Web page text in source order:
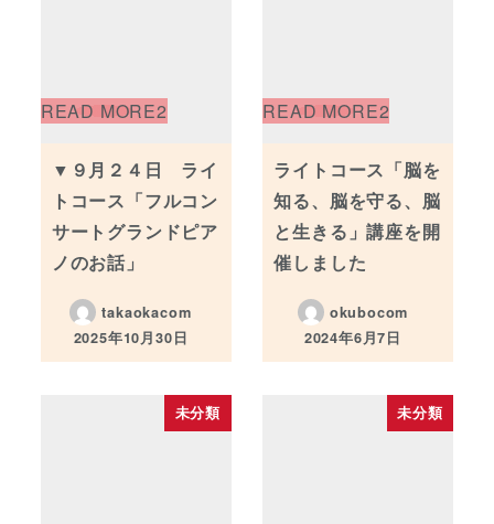
▼９月２４日 ライ
トコース「フルコン
サートグランドピア
ノのお話」
takaokacom
投稿日
2025年10月30日
ライトコース「脳を
知る、脳を守る、脳
と生きる」講座を開
催しました
okubocom
投稿日
2024年6月7日
未分類 未分類